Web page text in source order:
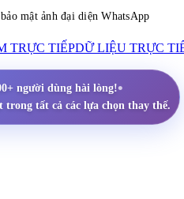
mật ảnh đại diện WhatsApp
TRỰC TIẾPDỮ LIỆU TRỰC
người dùng hài lòng!•
tất cả các lựa chọn thay thế.